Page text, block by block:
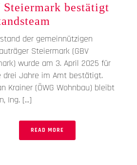
Steiermark bestätigt
der gemeinnützigen
Steiermark (GBV
wurde am 3. April 2025 für
drei Jahre im Amt bestätigt.
Krainer (ÖWG Wohnbau) bleibt
Ing. [...]
READ MORE